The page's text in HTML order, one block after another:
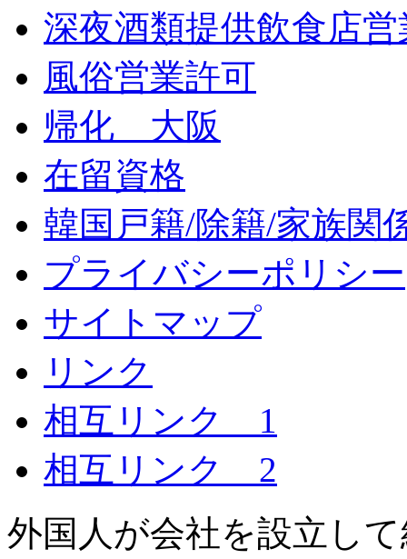
深夜酒類提供飲食店
風俗営業許可
帰化 大阪
在留資格
韓国戸籍/除籍/家族関
プライバシーポリシー
サイトマップ
リンク
相互リンク 1
相互リンク 2
外国人が会社を設立し